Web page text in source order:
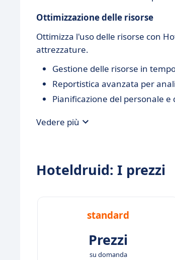
Ottimizzazione delle risorse
Ottimizza l'uso delle risorse con
attrezzature.
Gestione delle risorse in
Reportistica avanzata per
Pianificazione del personale e
Vedere più
Hoteldruid: I prezzi
standard
Prezzi
su domanda